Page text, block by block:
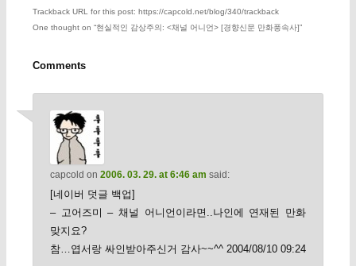
Trackback URL for this post: https://capcold.net/blog/340/trackback
One thought on “현실적인 감상주의: <채널 어니언> [경향신문 만화풍속사]”
Comments
capcold on 2006. 03. 29. at 6:46 am said:
[네이버 덧글 백업]
– 고어즈미 – 채널 어니언이라면..나인에 연재된 만화
맞지요?
참…엽서랑 싸인받아주신거 감사~~^^ 2004/08/10 09:24